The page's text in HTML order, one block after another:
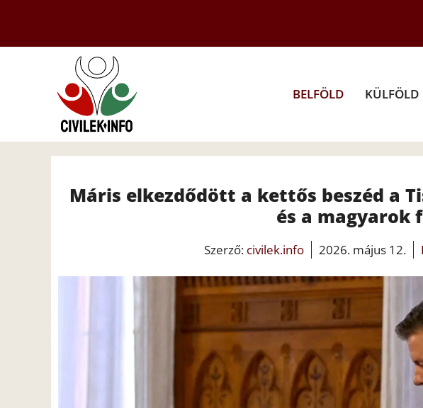
tartalomba
BELFÖLD KÜLFÖLD
Máris elkezdődött a kettős beszéd a
és a magyarok
Szerző: civilek.info 2026. május 12.